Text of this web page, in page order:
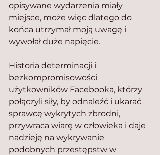
opisywane wydarzenia miały
miejsce, może więc dlatego do
końca utrzymał moją uwagę i
wywołał duże napięcie.
Historia determinacji i
bezkompromisowości
użytkowników Facebooka, którzy
połączyli siły, by odnaleźć i ukarać
sprawcę wykrytych zbrodni,
przywraca wiarę w człowieka i daje
nadzieję na wykrywanie
podobnych przestępstw w